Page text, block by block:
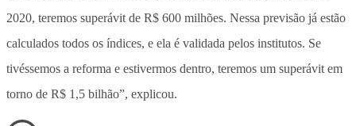
2020, teremos superávit de R$ 600 milhões. Nessa previsão já estão
calculados todos os índices, e ela é validada pelos institutos. Se
tivéssemos a reforma e estivermos dentro, teremos um superávit em
torno de R$ 1,5 bilhão”, explicou.